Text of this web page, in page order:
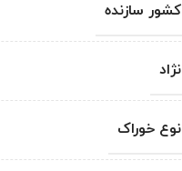
کشور سازنده
نژاد
نوع خوراک